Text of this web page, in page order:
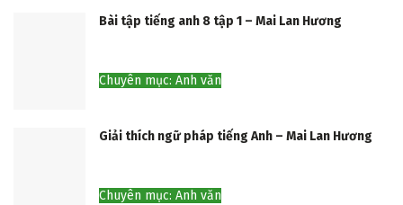
Bài tập tiếng anh 8 tập 1 – Mai Lan Hương
Chuyên mục: Anh văn
Giải thích ngữ pháp tiếng Anh – Mai Lan Hương
Chuyên mục: Anh văn